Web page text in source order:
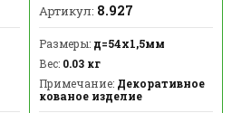
Артикул: 8.927
Размеры:д=54x1,5мм
Вес:0.03 кг
Примечание:Декоративное
кованое изделие